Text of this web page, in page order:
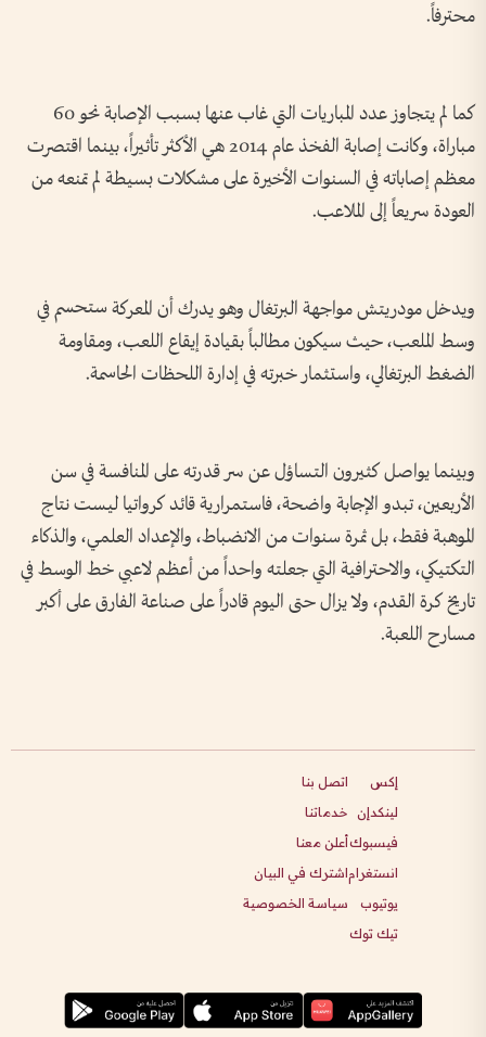
محترفاً.
كما لم يتجاوز عدد المباريات التي غاب عنها بسبب الإصابة نحو 60
مباراة، وكانت إصابة الفخذ عام 2014 هي الأكثر تأثيراً، بينما اقتصرت
معظم إصاباته في السنوات الأخيرة على مشكلات بسيطة لم تمنعه من
العودة سريعاً إلى الملاعب.
ويدخل مودريتش مواجهة البرتغال وهو يدرك أن المعركة ستحسم في
وسط الملعب، حيث سيكون مطالباً بقيادة إيقاع اللعب، ومقاومة
الضغط البرتغالي، واستثمار خبرته في إدارة اللحظات الحاسمة.
وبينما يواصل كثيرون التساؤل عن سر قدرته على المنافسة في سن
الأربعين، تبدو الإجابة واضحة، فاستمرارية قائد كرواتيا ليست نتاج
الموهبة فقط، بل ثمرة سنوات من الانضباط، والإعداد العلمي، والذكاء
التكتيكي، والاحترافية التي جعلته واحداً من أعظم لاعبي خط الوسط في
تاريخ كرة القدم، ولا يزال حتى اليوم قادراً على صناعة الفارق على أكبر
مسارح اللعبة.
إكس
لينكدإن
فيسبوك
انستغرام
يوتيوب
تيك توك
اتصل بنا
خدماتنا
أعلن معنا
اشترك في البيان
سياسة الخصوصية